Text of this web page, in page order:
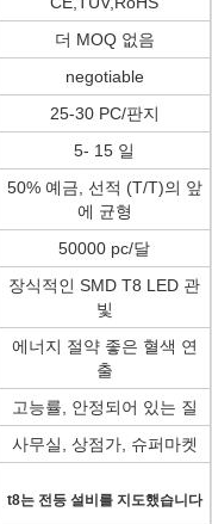
더 MOQ 없음
negotiable
25-30 PC/판지
5- 15 일
50% 예금, 선적 (T/T)의 앞
에 균형
50000 pc/달
장식적인 SMD T8 LED 관
빛
에너지 절약 좋은 혈색 연
출
고능률, 안정되어 있는 질
사무실, 상점가, 슈퍼마켓
t8는 전등 설비를 지도했습니다